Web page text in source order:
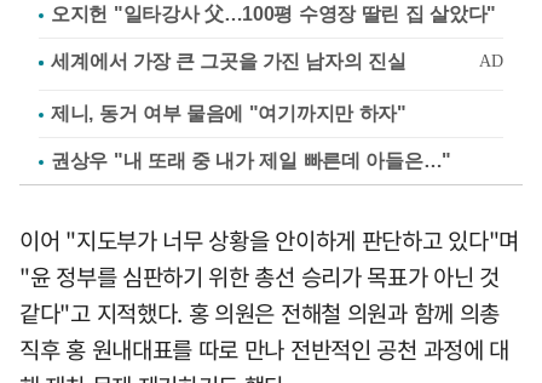
오지헌 "일타강사 父…100평 수영장 딸린 집 살았다"
제니, 동거 여부 물음에 "여기까지만 하자"
권상우 "내 또래 중 내가 제일 빠른데 아들은…"
이어 "지도부가 너무 상황을 안이하게 판단하고 있다"며
"윤 정부를 심판하기 위한 총선 승리가 목표가 아닌 것
같다"고 지적했다. 홍 의원은 전해철 의원과 함께 의총
직후 홍 원내대표를 따로 만나 전반적인 공천 과정에 대